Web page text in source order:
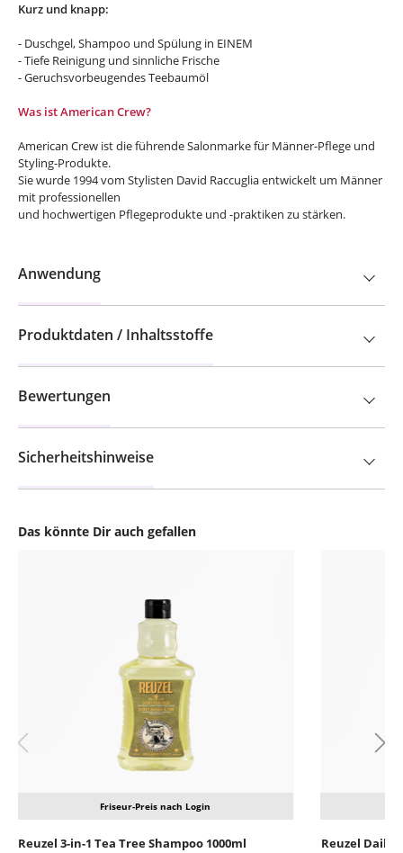
Das könnte Dir auch gefallen
Friseur-Preis nach Login
Reuzel 3-in-1 Tea Tree Shampoo 1000ml Reuzel Daily
Kurz und knapp:
- Duschgel, Shampoo und Spülung in EINEM
- Tiefe Reinigung und sinnliche Frische
- Geruchsvorbeugendes Teebaumöl
Was ist American Crew?
American Crew ist die führende Salonmarke für Männer-Pflege und
Styling-Produkte.
Sie wurde 1994 vom Stylisten David Raccuglia entwickelt um Männer
mit professionellen
und hochwertigen Pflegeprodukte und -praktiken zu stärken.
Anwendung
Produktdaten / Inhaltsstoffe
Bewertungen
Sicherheitshinweise